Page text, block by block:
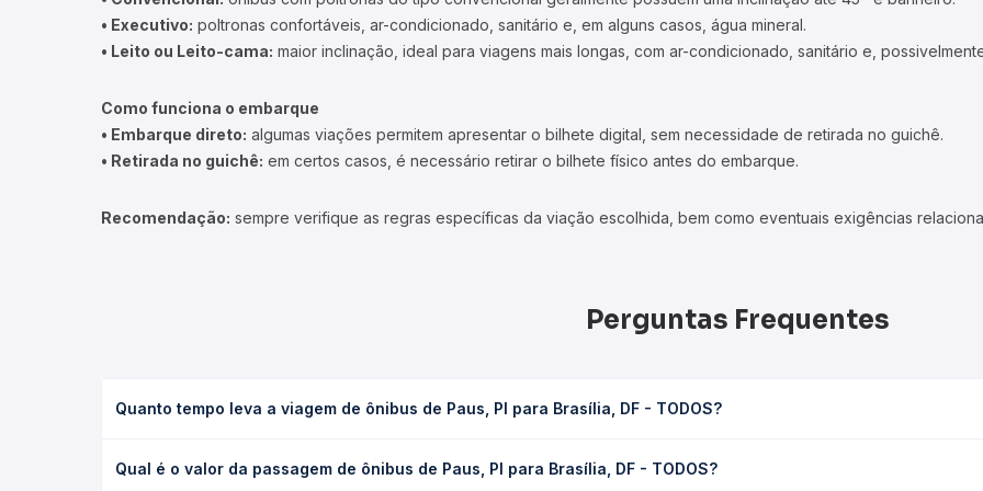
• Executivo: poltronas confortáveis, ar-condicionado, sanitário e, em alguns casos, água mineral.
• Leito ou Leito-cama: maior inclinação, ideal para viagens mais longas, com ar-condicionado, sanitário e,
Como funciona o embarque
• Embarque direto: algumas viações permitem apresentar o bilhete digital, sem necessidade de retirada no guichê.
• Retirada no guichê: em certos casos, é necessário retirar o bilhete físico antes do embarque.
Recomendação: sempre verifique as regras específicas da viação escolhida, bem como eventuais exigências
Perguntas Frequentes
Quanto tempo leva a viagem de ônibus de Paus, PI para Brasília, DF - TODOS?
leito) e as condições de tráfego. Na Quero Passagem você consulta os horários disponíveis e vê a duração exata de
Qual é o valor da passagem de ônibus de Paus, PI para Brasília, DF - TODOS?